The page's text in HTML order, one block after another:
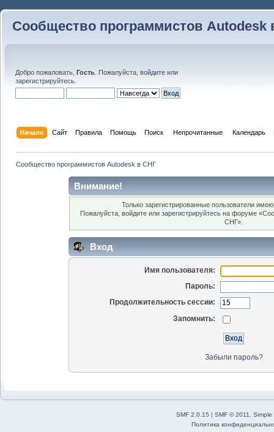
Сообщество программистов Autodesk
Добро пожаловать, Гость . Пожалуйста, войдите или
зарегистрируйтесь
Начало Сайт Правила Помощь Поиск Непрочитанные Календарь
Сообщество программистов Autodesk в СНГ
Внимание!
Только зарегистрированные пользователи
Пожалуйста, войдите или зарегистрируйтесь на форуме
СНГ».
Вход
Имя пользователя:
Пароль:
Продолжительность сессии:
Запомнить:
Забыли пароль?
SMF 2.0.15 | SMF © 2011
Simple
Политика